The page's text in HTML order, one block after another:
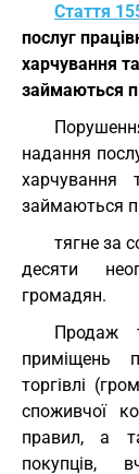
Стаття
послуг
харчування
займаються
надання
харчування
займаються
тягне за
десяти
громадян.
Продаж
приміщень
торгівлі
споживчої
правил, а
покупців,